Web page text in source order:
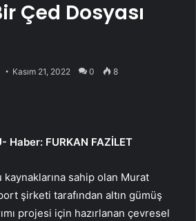
Çed Dosyası
Kasım 21, 2022 0 8
Haber: FURKAN FAZİLET
sahip olan Murat
şirketi tarafından altın gümüş
projesi için hazırlanan çevresel